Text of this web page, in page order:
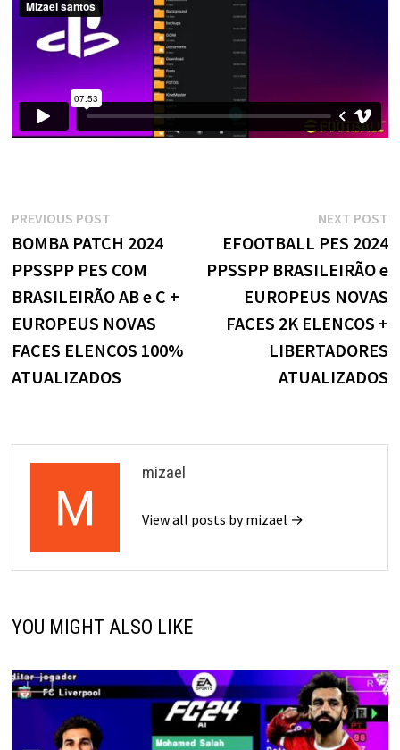
Navegação
de
Post
PREVIOUS POSTPrevious
post:
BOMBA PATCH 2024
PPSSPP PES COM
BRASILEIRÃO AB e C +
EUROPEUS NOVAS
FACES ELENCOS 100%
ATUALIZADOS
NEXT POST
EFOOTBALL PES 2024
PPSSPP BRASILEIRÃO e
EUROPEUS NOVAS
FACES 2K ELENCOS +
LIBERTADORES
ATUALIZADOS
mizael
View all posts by mizael →
YOU MIGHT ALSO LIKE